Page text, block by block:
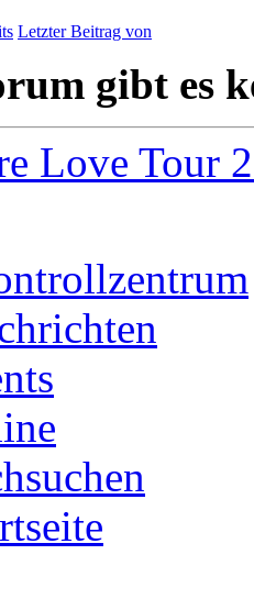
Letzter Beitrag von
gibt es
Love Tour